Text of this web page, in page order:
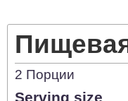
2 Порции
Serving size